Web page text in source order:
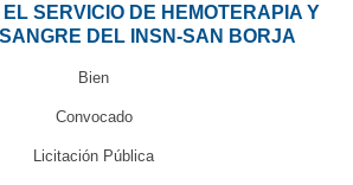
EL SERVICIO DE HEMOTERAPIA Y
DEL INSN-SAN BORJA
Bien
Convocado
Licitación Pública